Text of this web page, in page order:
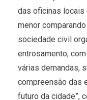
das oficinas locais
menor
sociedade civil
entrosamento,
várias demandas,
compreensão das
futuro da cidade”,